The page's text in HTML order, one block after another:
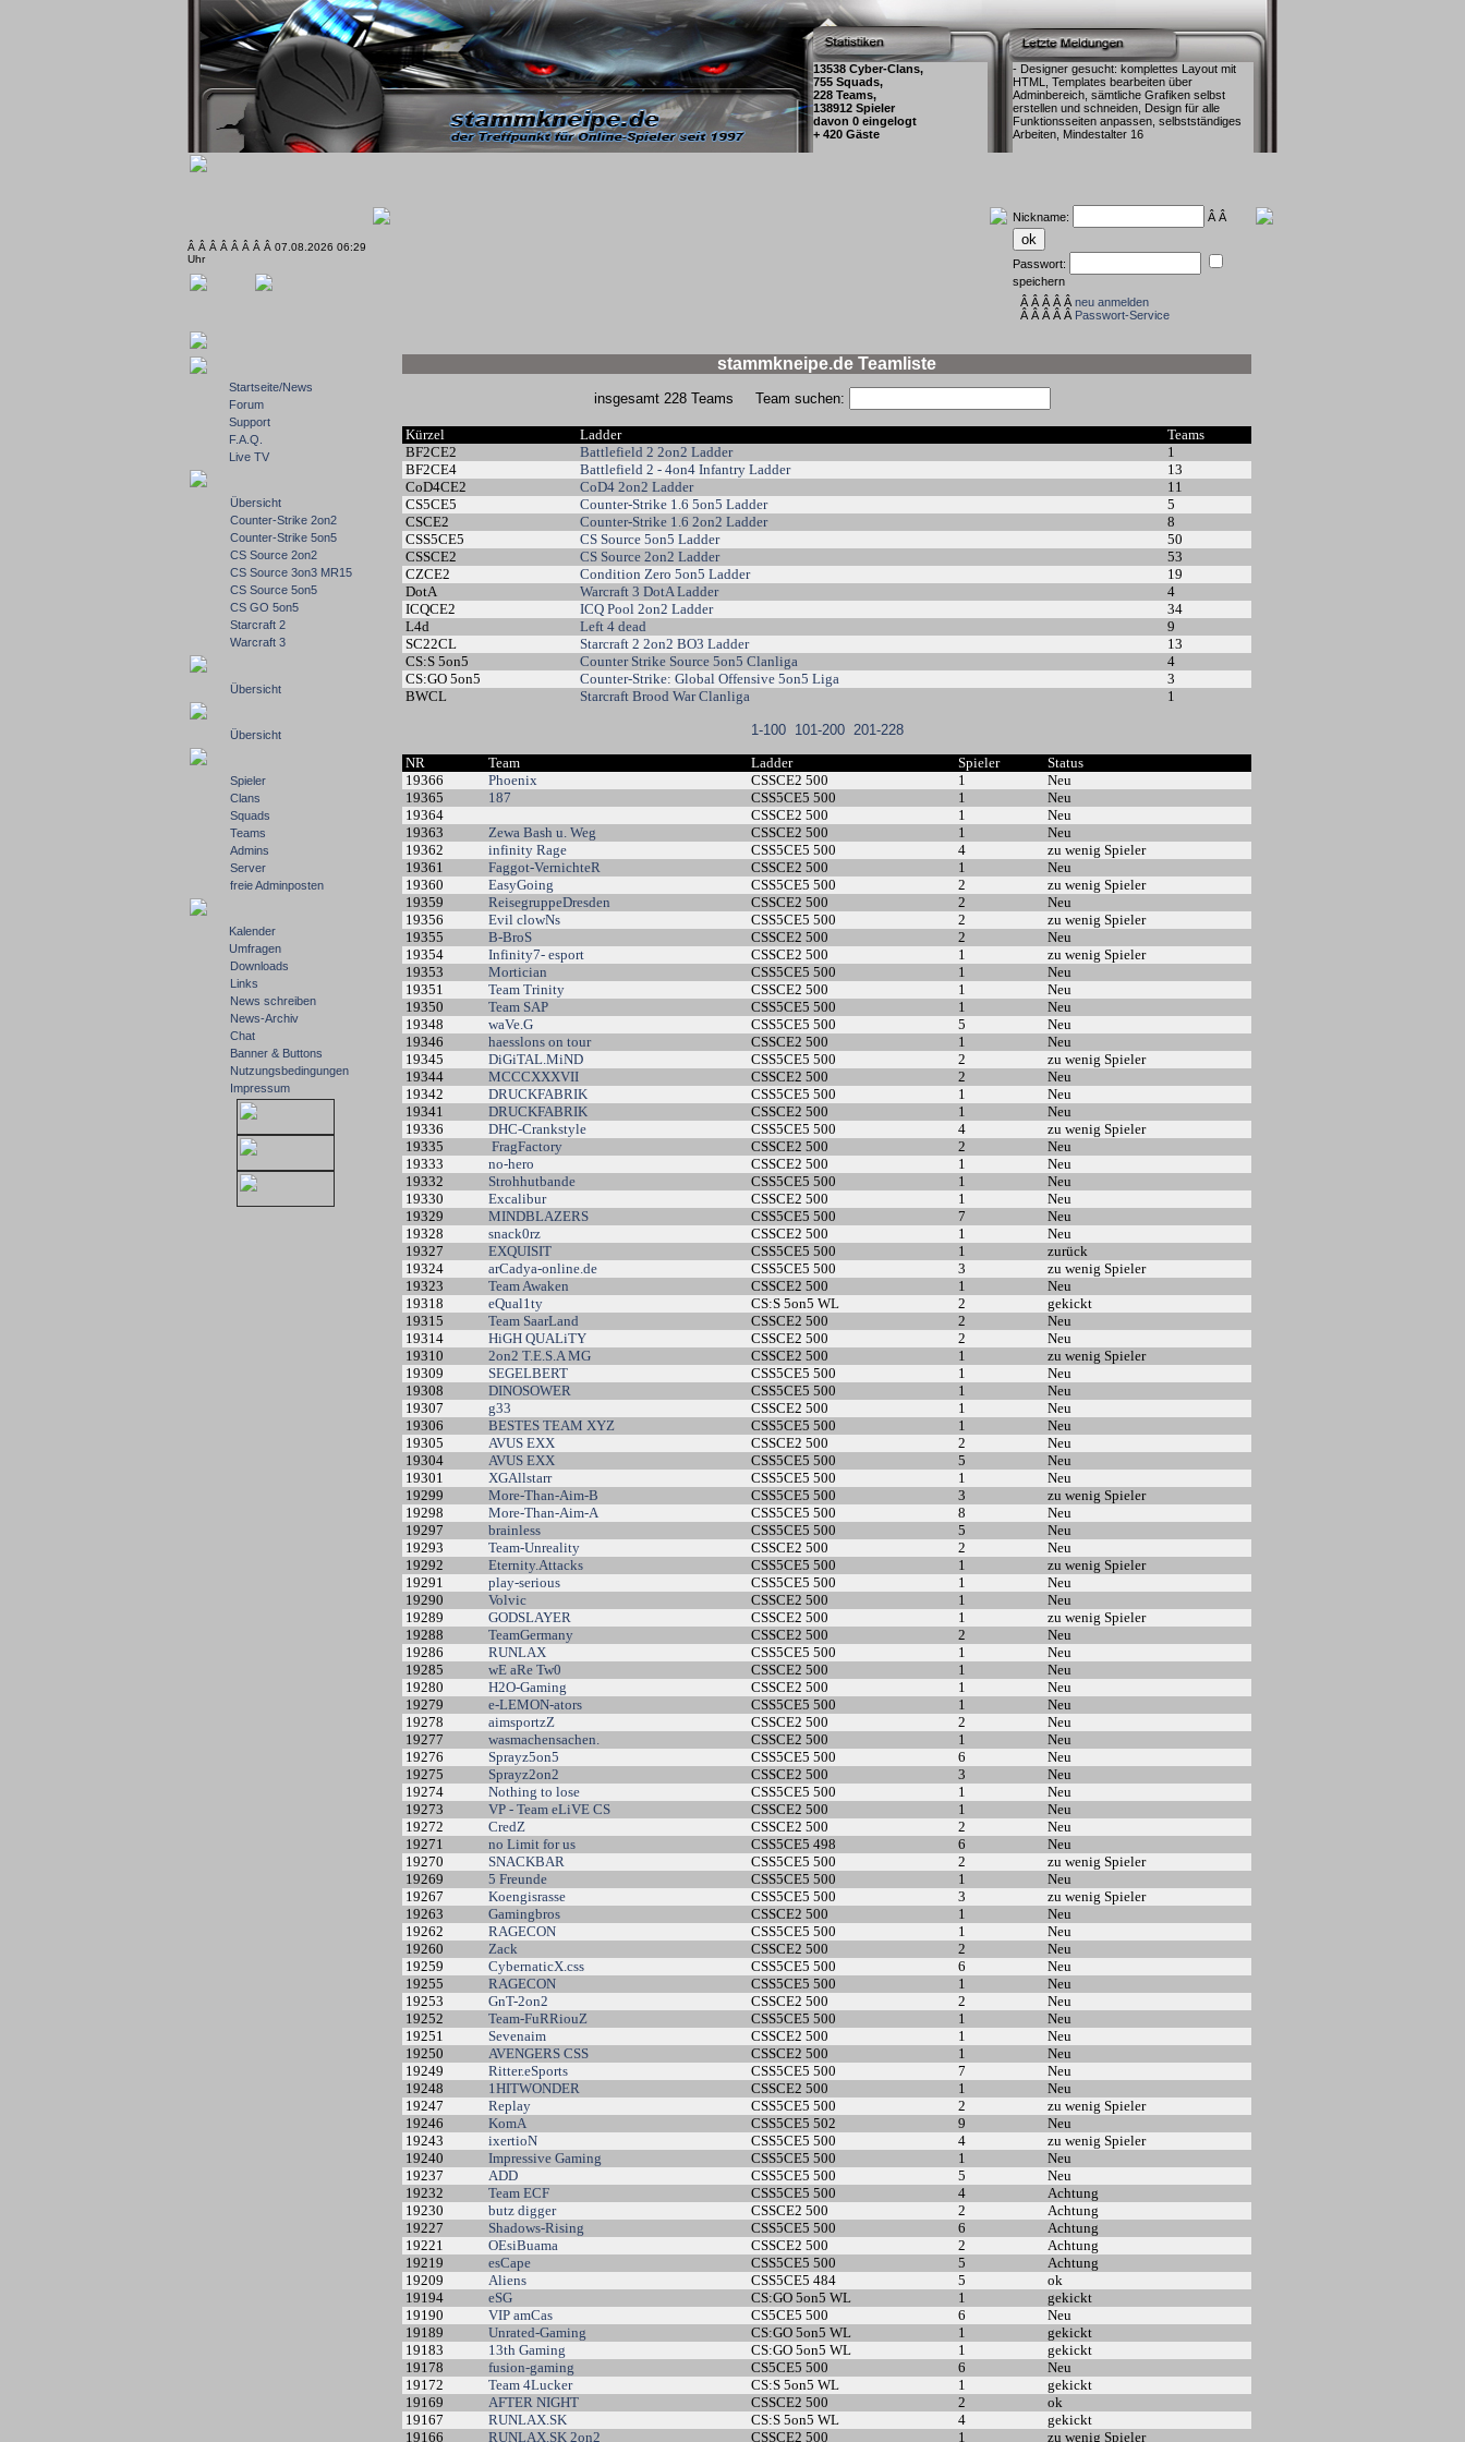
13538 Cyber-Clans,
755 Squads,
228 Teams,
138912 Spieler
davon 0 eingelogt
+ 420 Gäste
- Designer gesucht: komplettes Layout mit
HTML, Templates bearbeiten über
Adminbereich, sämtliche Grafiken selbst
erstellen und schneiden, Design für alle
Funktionsseiten anpassen, selbstständiges
Arbeiten, Mindestalter 16
Â Â Â Â Â Â Â Â 07.08.2026 06:29
Uhr
Nickname: Â Â
Passwort:
speichern
Â Â Â Â Â neu anmelden
Â Â Â Â Â Passwort-Service
Startseite/News
Forum
Support
F.A.Q.
Live TV
Übersicht
Counter-Strike 2on2
Counter-Strike 5on5
CS Source 2on2
CS Source 3on3 MR15
CS Source 5on5
CS GO 5on5
Starcraft 2
Warcraft 3
Übersicht
Übersicht
Spieler
Clans
Squads
Teams
Admins
Server
freie Adminposten
Kalender
Umfragen
Downloads
Links
News schreiben
News-Archiv
Chat
Banner & Buttons
Nutzungsbedingungen
Impressum
stammkneipe.de Teamliste
insgesamt 228 Teams Team suchen:
Kürzel Ladder
Teams
BF2CE2
Battlefield 2 2on2 Ladder
1
BF2CE4
Battlefield 2 - 4on4 Infantry Ladder
13
CoD4CE2
CoD4 2on2 Ladder
11
CS5CE5
Counter-Strike 1.6 5on5 Ladder
5
CSCE2
Counter-Strike 1.6 2on2 Ladder
8
CSS5CE5
CS Source 5on5 Ladder
50
CSSCE2
CS Source 2on2 Ladder
53
CZCE2
Condition Zero 5on5 Ladder
19
DotA
Warcraft 3 DotA Ladder
4
ICQCE2
ICQ Pool 2on2 Ladder
34
L4d
Left 4 dead
9
SC22CL
Starcraft 2 2on2 BO3 Ladder
13
CS:S 5on5
Counter Strike Source 5on5 Clanliga
4
CS:GO 5on5
Counter-Strike: Global Offensive 5on5 Liga
3
BWCL
Starcraft Brood War Clanliga 1
1-100 101-200 201-228
NR
Team Ladder Spieler
Status
19366
Phoenix CSSCE2 500 1
Neu
19365
187 CSS5CE5 500 1
Neu
19364
CSSCE2 500 1
Neu
19363
Zewa Bash u. Weg CSSCE2 500 1
Neu
19362
infinity Rage CSS5CE5 500 4
zu wenig Spieler
19361
Faggot-VernichteR CSSCE2 500 1
Neu
19360
EasyGoing CSS5CE5 500 2
zu wenig Spieler
19359
ReisegruppeDresden CSSCE2 500 2
Neu
19356
Evil clowNs CSS5CE5 500 2
zu wenig Spieler
19355
B-BroS CSSCE2 500 2
Neu
19354
Infinity7- esport CSSCE2 500 1
zu wenig Spieler
19353
Mortician CSS5CE5 500 1
Neu
19351
Team Trinity CSSCE2 500 1
Neu
19350
Team SAP CSS5CE5 500 1
Neu
19348
waVe.G CSS5CE5 500 5
Neu
19346
haesslons on tour CSSCE2 500 1
Neu
19345
DiGiTAL.MiND CSS5CE5 500 2
zu wenig Spieler
19344
MCCCXXXVII CSSCE2 500 2
Neu
19342
DRUCKFABRIK CSS5CE5 500 1
Neu
19341
DRUCKFABRIK CSSCE2 500 1
Neu
19336
DHC-Crankstyle CSS5CE5 500 4
zu wenig Spieler
19335
FragFactory CSSCE2 500 2
Neu
19333
no-hero CSSCE2 500 1
Neu
19332
Strohhutbande CSS5CE5 500 1
Neu
19330
Excalibur CSSCE2 500 1
Neu
19329
MINDBLAZERS CSS5CE5 500 7
Neu
19328
snack0rz CSSCE2 500 1
Neu
19327
EXQUISIT CSS5CE5 500 1
zurück
19324
arCadya-online.de CSS5CE5 500 3
zu wenig Spieler
19323
Team Awaken CSSCE2 500 1
Neu
19318
eQual1ty CS:S 5on5 WL 2
gekickt
19315
Team SaarLand CSSCE2 500 2
Neu
19314
HiGH QUALiTY CSSCE2 500 2
Neu
19310
2on2 T.E.S.A MG CSSCE2 500 1
zu wenig Spieler
19309
SEGELBERT CSS5CE5 500 1
Neu
19308
DINOSOWER CSS5CE5 500 1
Neu
19307
g33 CSSCE2 500 1
Neu
19306
BESTES TEAM XYZ CSS5CE5 500 1
Neu
19305
AVUS EXX CSSCE2 500 2
Neu
19304
AVUS EXX CSS5CE5 500 5
Neu
19301
XGAllstarr CSS5CE5 500 1
Neu
19299
More-Than-Aim-B CSS5CE5 500 3
zu wenig Spieler
19298
More-Than-Aim-A CSS5CE5 500 8
Neu
19297
brainless CSS5CE5 500 5
Neu
19293
Team-Unreality CSSCE2 500 2
Neu
19292
Eternity.Attacks CSS5CE5 500 1
zu wenig Spieler
19291
play-serious CSS5CE5 500 1
Neu
19290
Volvic CSSCE2 500 1
Neu
19289
GODSLAYER CSSCE2 500 1
zu wenig Spieler
19288
TeamGermany CSSCE2 500 2
Neu
19286
RUNLAX CSS5CE5 500 1
Neu
19285
wE aRe Tw0 CSSCE2 500 1
Neu
19280
H2O-Gaming CSSCE2 500 1
Neu
19279
e-LEMON-ators CSS5CE5 500 1
Neu
19278
aimsportzZ CSSCE2 500 2
Neu
19277
wasmachensachen. CSSCE2 500 1
Neu
19276
Sprayz5on5 CSS5CE5 500 6
Neu
19275
Sprayz2on2 CSSCE2 500 3
Neu
19274
Nothing to lose CSS5CE5 500 1
Neu
19273
VP - Team eLiVE CS CSSCE2 500 1
Neu
19272
CredZ CSSCE2 500 2
Neu
19271
no Limit for us CSS5CE5 498 6
Neu
19270
SNACKBAR CSS5CE5 500 2
zu wenig Spieler
19269
5 Freunde CSS5CE5 500 1
Neu
19267
Koengisrasse CSS5CE5 500 3
zu wenig Spieler
19263
Gamingbros CSSCE2 500 1
Neu
19262
RAGECON CSS5CE5 500 1
Neu
19260
Zack CSSCE2 500 2
Neu
19259
CybernaticX.css CSS5CE5 500 6
Neu
19255
RAGECON CSS5CE5 500 1
Neu
19253
GnT-2on2 CSSCE2 500 2
Neu
19252
Team-FuRRiouZ CSS5CE5 500 1
Neu
19251
Sevenaim CSSCE2 500 1
Neu
19250
AVENGERS CSS CSSCE2 500 1
Neu
19249
Ritter.eSports CSS5CE5 500 7
Neu
19248
1HITWONDER CSSCE2 500 1
Neu
19247
Replay CSS5CE5 500 2
zu wenig Spieler
19246
KomA CSS5CE5 502 9
Neu
19243
ixertioN CSS5CE5 500 4
zu wenig Spieler
19240
Impressive Gaming CSS5CE5 500 1
Neu
19237
ADD CSS5CE5 500 5
Neu
19232
Team ECF CSS5CE5 500 4
Achtung
19230
butz digger CSSCE2 500 2
Achtung
19227
Shadows-Rising CSS5CE5 500 6
Achtung
19221
OEsiBuama CSSCE2 500 2
Achtung
19219
esCape CSS5CE5 500 5
Achtung
19209
Aliens CSS5CE5 484 5
ok
19194
eSG CS:GO 5on5 WL 1
gekickt
19190
VIP amCas CS5CE5 500 6
Neu
19189
Unrated-Gaming CS:GO 5on5 WL 1
gekickt
19183
13th Gaming CS:GO 5on5 WL 1
gekickt
19178
fusion-gaming CS5CE5 500 6
Neu
19172
Team 4Lucker CS:S 5on5 WL 1
gekickt
19169
AFTER NIGHT CSSCE2 500 2
ok
19167
RUNLAX.SK CS:S 5on5 WL 4
gekickt
19166
RUNLAX.SK 2on2 CSSCE2 500 1 zu wenig Spieler